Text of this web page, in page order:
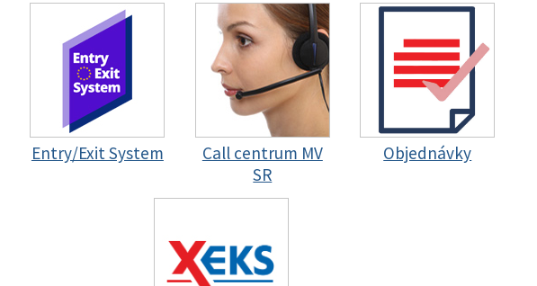
Entry/Exit System
Call centrum MV
SR
Objednávky